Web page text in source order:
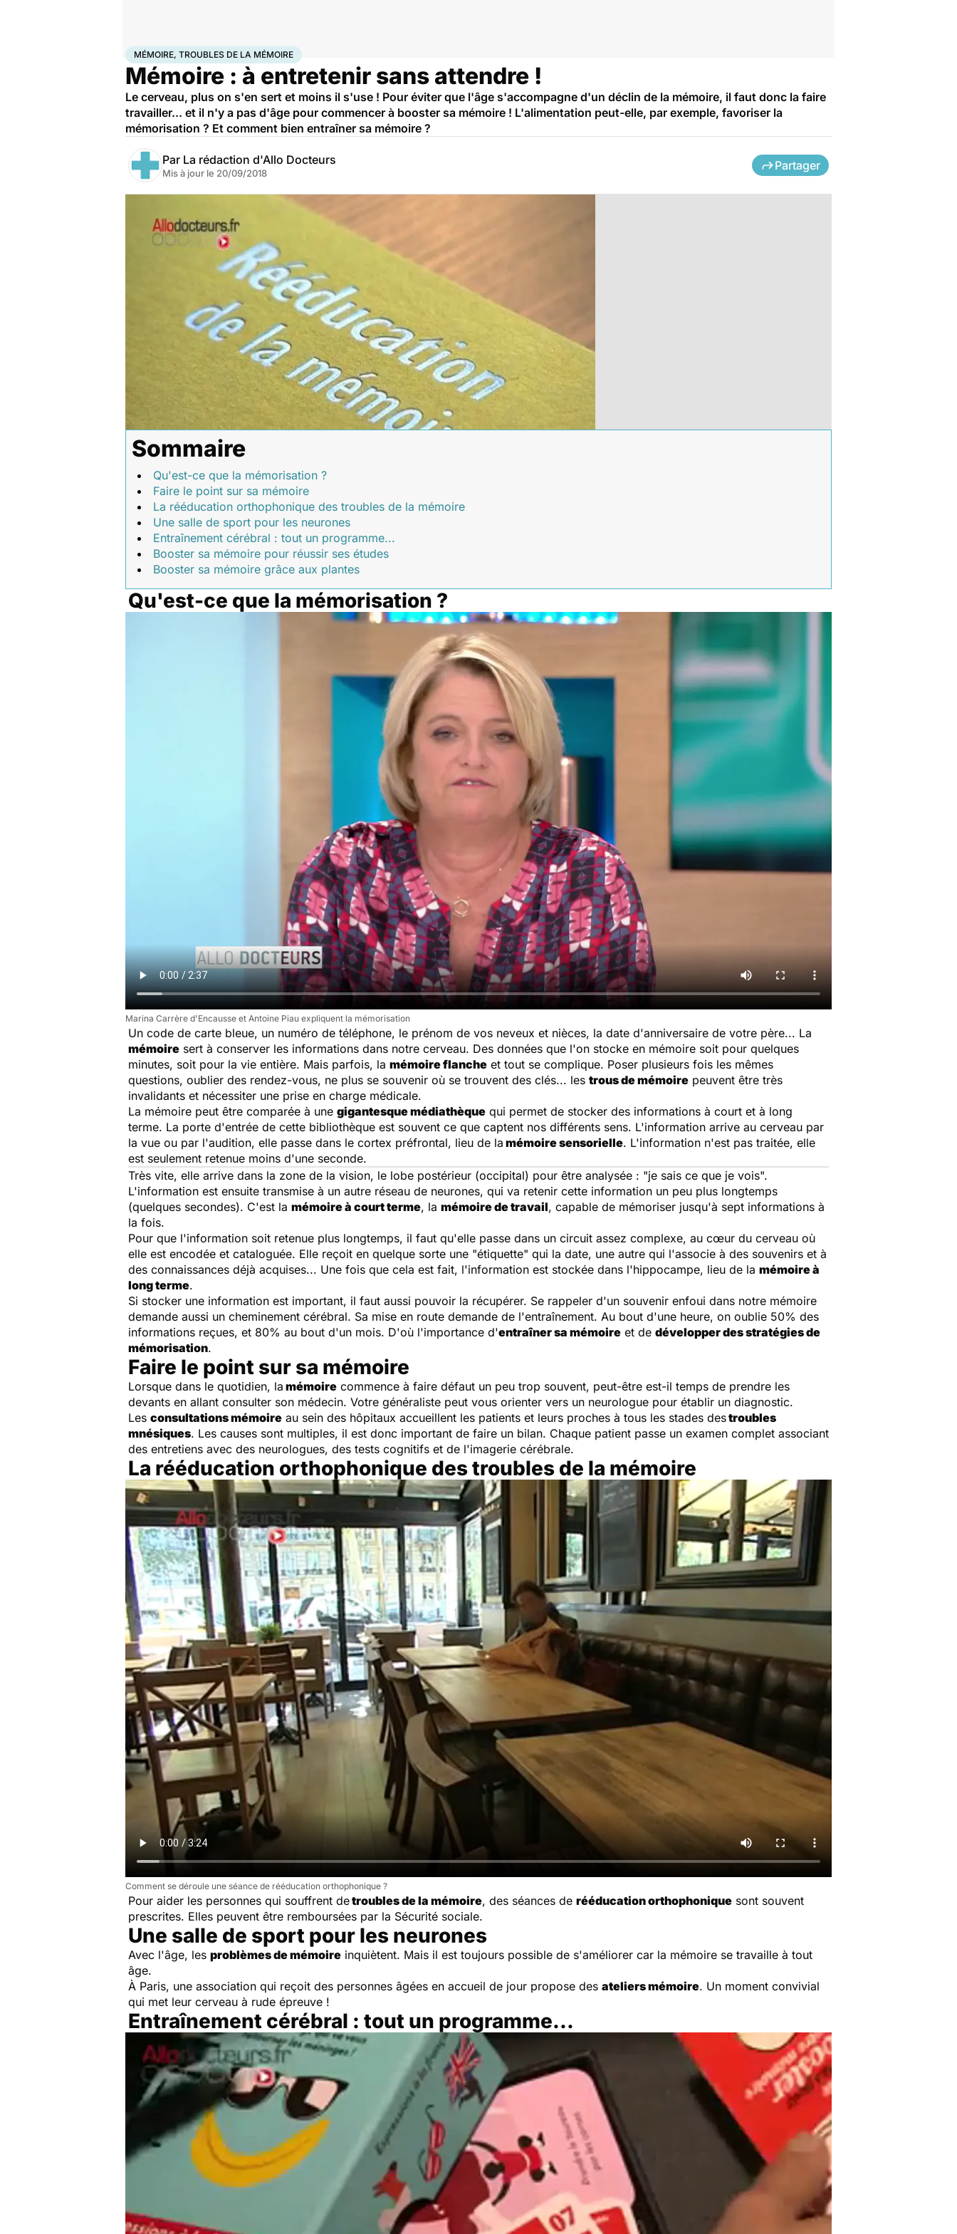
AccueilSanté Mémoire, troubles de la mémoire
MÉMOIRE, TROUBLES DE LA MÉMOIRE
Mémoire : à entretenir sans attendre !
Le cerveau, plus on s'en sert et moins il s'use ! Pour éviter que l'âge s'accompagne d'un déclin de la mémoire, il faut donc la faire
travailler... et il n'y a pas d'âge pour commencer à booster sa mémoire ! L'alimentation peut-elle, par exemple, favoriser la
mémorisation ? Et comment bien entraîner sa mémoire ?
Par La rédaction d'Allo Docteurs
Mis à jour le 20/09/2018
Partager
Sommaire
Qu'est-ce que la mémorisation ?
Faire le point sur sa mémoire
La rééducation orthophonique des troubles de la mémoire
Une salle de sport pour les neurones
Entraînement cérébral : tout un programme...
Booster sa mémoire pour réussir ses études
Booster sa mémoire grâce aux plantes
Qu'est-ce que la mémorisation ?
Marina Carrère d'Encausse et Antoine Piau expliquent la mémorisation
Un code de carte bleue, un numéro de téléphone, le prénom de vos neveux et nièces, la date d'anniversaire de votre père... La
mémoire sert à conserver les informations dans notre cerveau. Des données que l'on stocke en mémoire soit pour quelques
minutes, soit pour la vie entière. Mais parfois, la mémoire flanche et tout se complique. Poser plusieurs fois les mêmes
questions, oublier des rendez-vous, ne plus se souvenir où se trouvent des clés... les trous de mémoire peuvent être très
invalidants et nécessiter une prise en charge médicale.
La mémoire peut être comparée à une gigantesque médiathèque qui permet de stocker des informations à court et à long
terme. La porte d'entrée de cette bibliothèque est souvent ce que captent nos différents sens. L'information arrive au cerveau par
la vue ou par l'audition, elle passe dans le cortex préfrontal, lieu de la mémoire sensorielle. L'information n'est pas traitée, elle
est seulement retenue moins d'une seconde.
Très vite, elle arrive dans la zone de la vision, le lobe postérieur (occipital) pour être analysée : "je sais ce que je vois".
L'information est ensuite transmise à un autre réseau de neurones, qui va retenir cette information un peu plus longtemps
(quelques secondes). C'est la mémoire à court terme, la mémoire de travail, capable de mémoriser jusqu'à sept informations à
la fois.
Pour que l'information soit retenue plus longtemps, il faut qu'elle passe dans un circuit assez complexe, au cœur du cerveau où
elle est encodée et cataloguée. Elle reçoit en quelque sorte une "étiquette" qui la date, une autre qui l'associe à des souvenirs et à
des connaissances déjà acquises... Une fois que cela est fait, l'information est stockée dans l'hippocampe, lieu de la mémoire à
long terme.
Si stocker une information est important, il faut aussi pouvoir la récupérer. Se rappeler d'un souvenir enfoui dans notre mémoire
demande aussi un cheminement cérébral. Sa mise en route demande de l'entraînement. Au bout d'une heure, on oublie 50% des
informations reçues, et 80% au bout d'un mois. D'où l'importance d'entraîner sa mémoire et de développer des stratégies de
mémorisation.
Faire le point sur sa mémoire
Lorsque dans le quotidien, la mémoire commence à faire défaut un peu trop souvent, peut-être est-il temps de prendre les
devants en allant consulter son médecin. Votre généraliste peut vous orienter vers un neurologue pour établir un diagnostic.
Les consultations mémoire au sein des hôpitaux accueillent les patients et leurs proches à tous les stades destroubles
mnésiques. Les causes sont multiples, il est donc important de faire un bilan. Chaque patient passe un examen complet associant
des entretiens avec des neurologues, des tests cognitifs et de l'imagerie cérébrale.
La rééducation orthophonique des troubles de la mémoire
Comment se déroule une séance de rééducation orthophonique ?
Pour aider les personnes qui souffrent detroubles de la mémoire, des séances de rééducation orthophonique sont souvent
prescrites. Elles peuvent être remboursées par la Sécurité sociale.
Une salle de sport pour les neurones
Avec l'âge, les problèmes de mémoire inquiètent. Mais il est toujours possible de s'améliorer car la mémoire se travaille à tout
âge.
À Paris, une association qui reçoit des personnes âgées en accueil de jour propose des ateliers mémoire. Un moment convivial
qui met leur cerveau à rude épreuve !
Entraînement cérébral : tout un programme...